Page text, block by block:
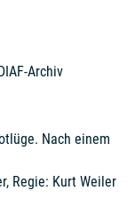
Archiv
Nach einem
Regie: Kurt Weiler